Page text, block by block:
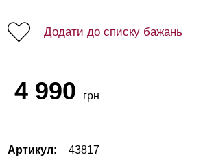
Додати до списку бажань
4 990 грн
Артикул: 43817